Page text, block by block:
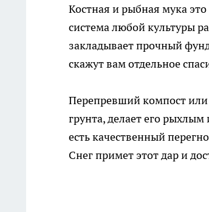
Костная и рыбная мука
система любой культуры
закладывает прочный
скажут вам отдельное
Перепревший компост или
грунта, делает его
есть качественный
Снег примет этот дар и